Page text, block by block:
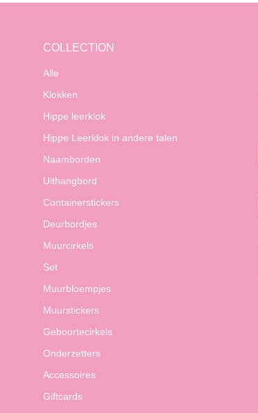
COLLECTION
Alle
Klokken
Hippe leerklok
Hippe Leerklok in andere talen
Naamborden
Uithangbord
Containerstickers
Deurbordjes
Muurcirkels
Set
Muurbloempjes
Muurstickers
Geboortecirkels
Onderzetters
Accessoires
Giftcards